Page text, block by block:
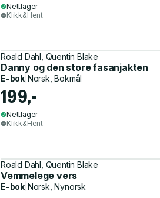
Nettlager
Klikk&Hent
Roald Dahl, Quentin Blake
Danny og den store fasanjakten
E-bok Norsk, Bokmål
199,-
Nettlager
Klikk&Hent
Roald Dahl, Quentin Blake
Vemmelege vers
E-bok Norsk, Nynorsk